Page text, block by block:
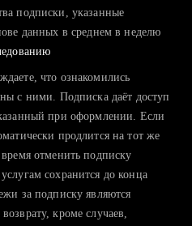
поиск и вручную поднимаете
и оценить шансы
подписки, указанные
данных в среднем в неделю
что ознакомились
с ними. Подписка даёт доступ
при оформлении. Если
продлится на тот же
отменить подписку
сохранится до конца
за подписку являются
кроме случаев,